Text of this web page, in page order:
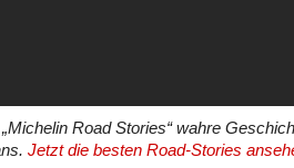
Road Stories“ wahre
Jetzt die besten Road-Stories